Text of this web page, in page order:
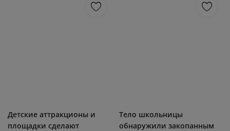
Детские аттракционы и
площадки сделают
Тело школьницы
обнаружили закопанным